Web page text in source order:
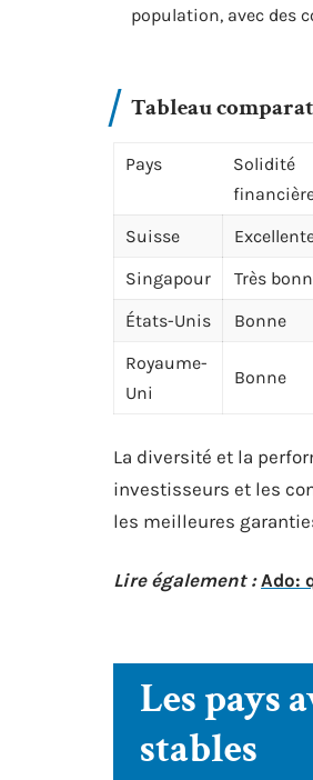
population, avec des
Tableau
Pays
Solidité
Suisse
Singapour
Très
États-Unis
Bonne
Royaume-
Uni
Bonne
La diversité et la
investisseurs et les
les meilleures
Lire également : Ado:
Les pays
stables